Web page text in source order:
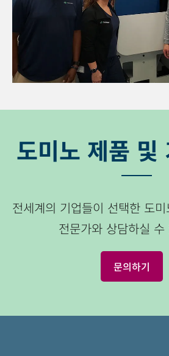
도미노 제품 및
전세계의 기업들이 선택한 도
전문가와 상담하실 수
문의하기